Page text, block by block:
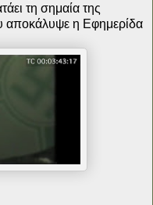
τη σημαία της
αποκάλυψε η Εφημερίδα